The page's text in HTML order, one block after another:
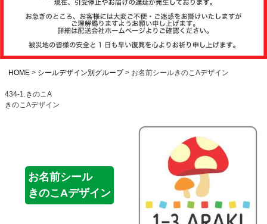
注文履歴
て
よくある質問
商品ガイド
HOME シールデザイン別グループ お名前シールきのこAデザイン
434-1.きのこA
きのこAデザイン
お名前シール
きのこAデザイン